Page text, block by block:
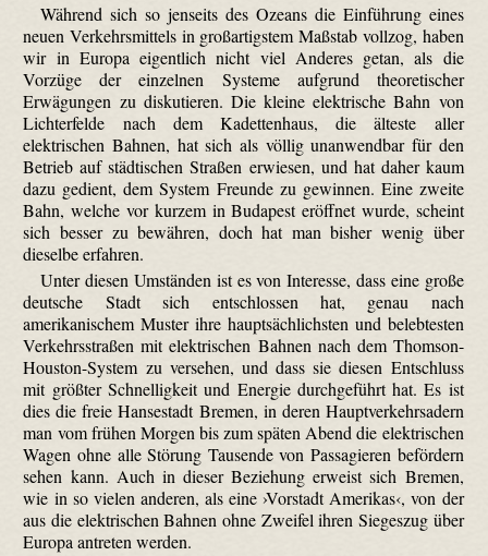
Während sich so jenseits des Ozeans die Einführung eines
neuen Verkehrsmittels in großartigstem Maßstab vollzog, haben
wir in Europa eigentlich nicht viel Anderes getan, als die
Vorzüge der einzelnen Systeme aufgrund theoretischer
Erwägungen zu diskutieren. Die kleine elektrische Bahn von
Lichterfelde nach dem Kadettenhaus, die älteste aller
elektrischen Bahnen, hat sich als völlig unanwendbar für den
Betrieb auf städtischen Straßen erwiesen, und hat daher kaum
dazu gedient, dem System Freunde zu gewinnen. Eine zweite
Bahn, welche vor kurzem in Budapest eröffnet wurde, scheint
sich besser zu bewähren, doch hat man bisher wenig über
dieselbe erfahren.
Unter diesen Umständen ist es von Interesse, dass eine große
deutsche Stadt sich entschlossen hat, genau nach
amerikanischem Muster ihre hauptsächlichsten und belebtesten
Verkehrsstraßen mit elektrischen Bahnen nach dem Thomson-
Houston-System zu versehen, und dass sie diesen Entschluss
mit größter Schnelligkeit und Energie durchgeführt hat. Es ist
dies die freie Hansestadt Bremen, in deren Hauptverkehrsadern
man vom frühen Morgen bis zum späten Abend die elektrischen
Wagen ohne alle Störung Tausende von Passagieren befördern
sehen kann. Auch in dieser Beziehung erweist sich Bremen,
wie in so vielen anderen, als eine ›Vorstadt Amerikas‹, von der
aus die elektrischen Bahnen ohne Zweifel ihren Siegeszug über
Europa antreten werden.